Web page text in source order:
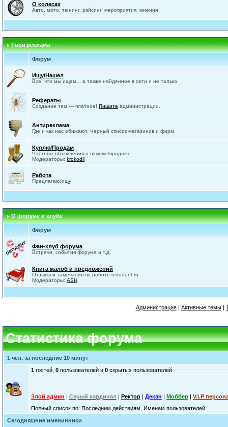
О колесах
Авто, мото, тюнинг, рэйсинг, мероприятия, мнения
Твоя реклама
Форум
Ищу/Нашел
Все, что мы ищем... а также найденное в сети и не только
Рефераты
Создание тем — платное! Пишите администрации.
Антиреклама
Где и как нас обижают. Черный список магазинов и фирм
Куплю/Продам
Частные объявления о покупке/продаже
Модераторы: krokodil
Работа
Предлагаю/ищу
О форуме и клубе
Форум
Фан-клуб форума
Встречи, события форума и т.д.
Книга жалоб и предложений
Отзывы и замечания по работе ostudent.ru
Модераторы: ASH
Администрация| Активные темы|
Статистика форума
1 чел. за последние 10 минут
1гостей, 0пользователей и 0скрытых пользователей
Злой админ | Серый кардинал| Ректор| Декан | Моббер| V.I.P
Полный список по: Последним действиям Именам пользователей
Сегодняшние именинники